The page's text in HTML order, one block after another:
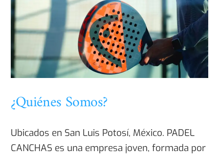
¿Quiénes Somos?
Ubicados en San Luis Potosí, México. PADEL
CANCHAS es una empresa joven, formada por